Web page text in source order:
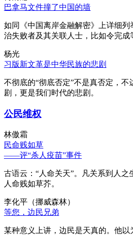
巴拿马文件撞了中国的墙
如同《中国离岸金融解密》上详细
治失败者及其关联人士，比如令完成
杨光
习版新文革是中华民族的悲剧
不彻底的“彻底否定”不是真否定，
剧，更是我们时代的悲剧。
公民维权
林傲霜
民命贱如草
——评“杀人疫苗”事件
古语云：“人命关天”。凡关系到人
人命贱如草芥。
李化平（挪威森林）
等您，边民兄弟
某种意义上讲，边民是天真的。他